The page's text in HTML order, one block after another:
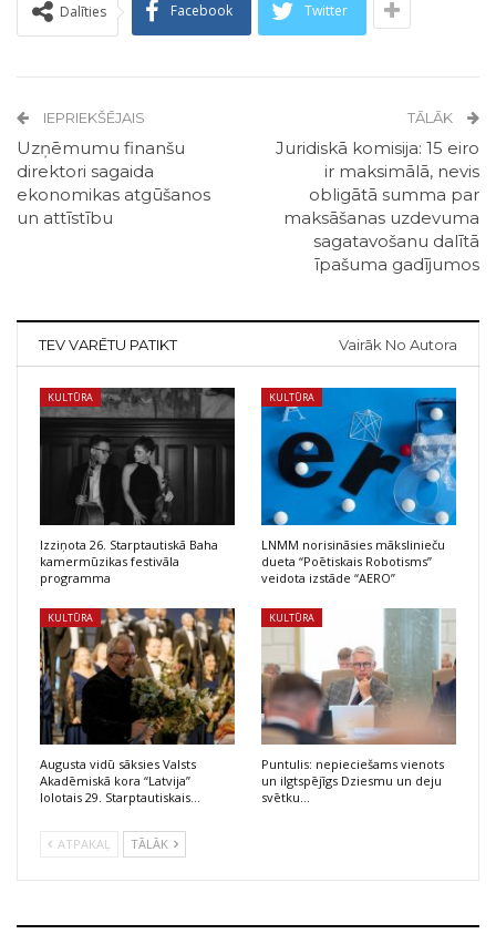
Dalīties Facebook Twitter
IEPRIEKŠĒJAIS
Uzņēmumu finanšu
direktori sagaida
ekonomikas atgūšanos
un attīstību
TĀLĀK
Juridiskā komisija: 15 eiro
ir maksimālā, nevis
obligātā summa par
maksāšanas uzdevuma
sagatavošanu dalītā
īpašuma gadījumos
TEV VARĒTU PATIKT Vairāk No Autora
KULTŪRA
Izziņota 26. Starptautiskā Baha
kamermūzikas festivāla
programma
KULTŪRA
LNMM norisināsies mākslinieču
dueta “Poētiskais Robotisms”
veidota izstāde “AERO”
KULTŪRA
Augusta vidū sāksies Valsts
Akadēmiskā kora “Latvija”
lolotais 29. Starptautiskais…
KULTŪRA
Puntulis: nepieciešams vienots
un ilgtspējīgs Dziesmu un deju
svētku…
ATPAKAĻ TĀLĀK